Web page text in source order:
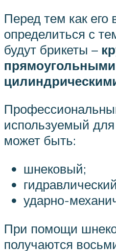
Перед тем как его
определиться с
будут брикеты –
используемый для
может быть:
шнековый;
ударно-
При помощи
получаются